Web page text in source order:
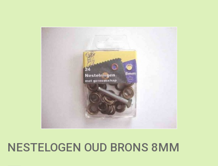
NESTELOGEN OUD BRONS 8MM